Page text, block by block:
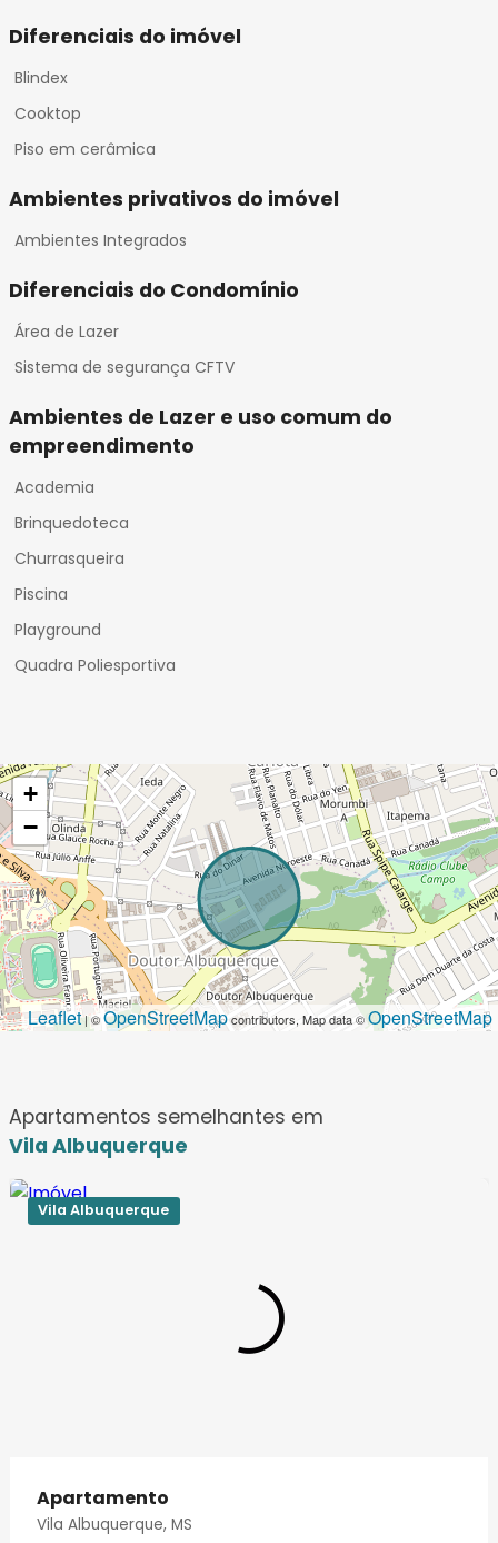
Diferenciais do imóvel
Blindex
Cooktop
Piso em cerâmica
Ambientes privativos do imóvel
Ambientes Integrados
Diferenciais do Condomínio
Área de Lazer
Sistema de segurança CFTV
Ambientes de Lazer e uso comum do
empreendimento
Academia
Brinquedoteca
Churrasqueira
Piscina
Playground
Quadra Poliesportiva
+
−
Leaflet| ©OpenStreetMapcontributors, Map data ©OpenStreetMap
Apartamentos semelhantes em
Vila Albuquerque
Vila Albuquerque
Apartamento
Vila Albuquerque, MS